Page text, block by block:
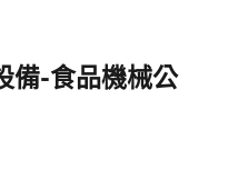
備-食品機械公